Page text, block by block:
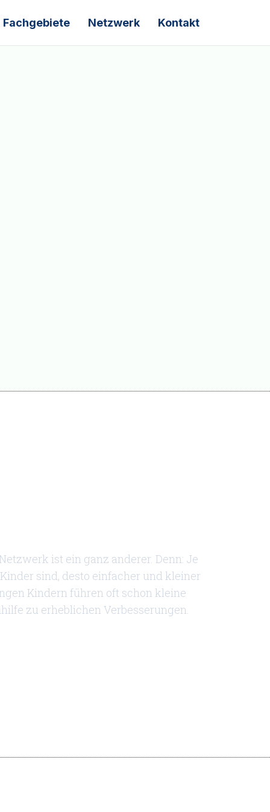
Fachgebiete Netzwerk Kontakt
ist ein ganz anderer. Denn: Je
sind, desto einfacher und kleiner
Kindern führen oft schon kleine
zu erheblichen Verbesserungen.